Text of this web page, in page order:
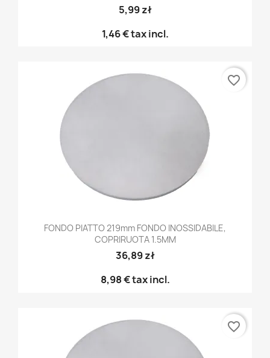
5,99 zł
1,46 €tax incl.
FONDO PIATTO 219mm FONDO INOSSIDABILE,
COPRIRUOTA 1.5MM
36,89 zł
8,98 €tax incl.
favorite_border
favorite_border